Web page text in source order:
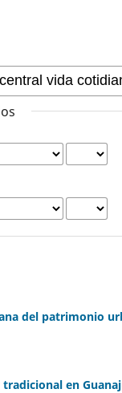
del patrimonio
en